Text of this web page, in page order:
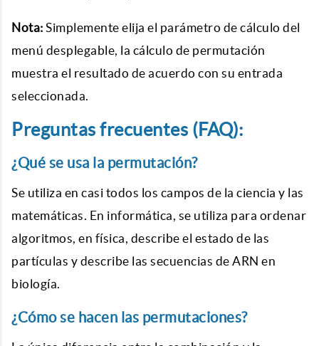
Nota: Simplemente elija el parámetro de cálculo del
menú desplegable, la cálculo de permutación
muestra el resultado de acuerdo con su entrada
seleccionada.
Preguntas frecuentes (FAQ):
¿Qué se usa la permutación?
Se utiliza en casi todos los campos de la ciencia y las
matemáticas. En informática, se utiliza para ordenar
algoritmos, en física, describe el estado de las
partículas y describe las secuencias de ARN en
biología.
¿Cómo se hacen las permutaciones?